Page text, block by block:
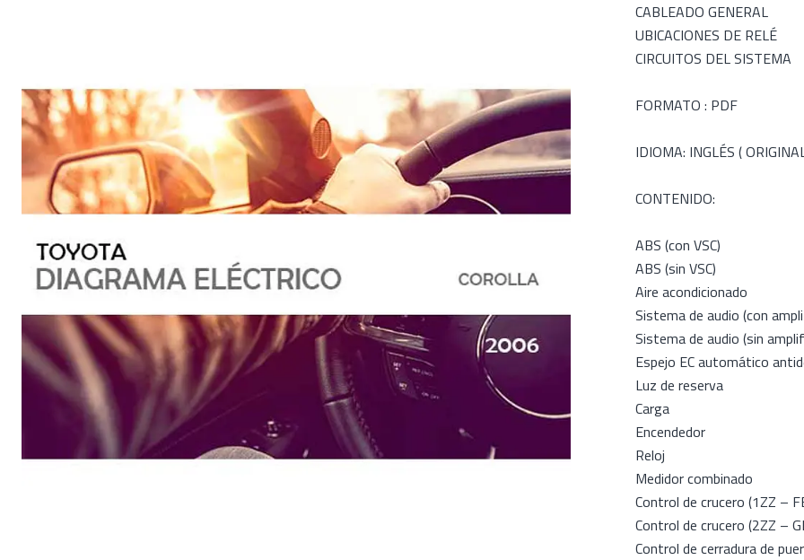
CABLEADO GENERAL
UBICACIONES DE RELÉ
CIRCUITOS DEL SISTEMA
FORMATO : PDF
IDIOMA: INGLÉS (
CONTENIDO:
ABS (con VSC)
ABS (sin VSC)
Aire acondicionado
Sistema de audio (con
Sistema de audio (sin
Espejo EC automático
Luz de reserva
Carga
Encendedor
Reloj
Medidor combinado
Control de crucero (1ZZ –
Control de crucero (2ZZ –
Control de cerradura de